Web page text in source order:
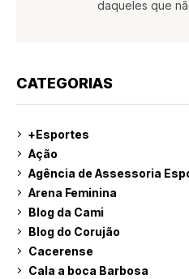
daqueles que
CATEGORIAS
+Esportes
Ação
Agência de Assessoria
Arena Feminina
Blog da Cami
Blog do Corujão
Cacerense
Cala a boca Barbosa